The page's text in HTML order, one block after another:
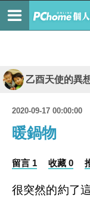
乙酉天使的異
2020-09-17 00:00:00
暖鍋物
留言 1 收藏 0
很突然的約了